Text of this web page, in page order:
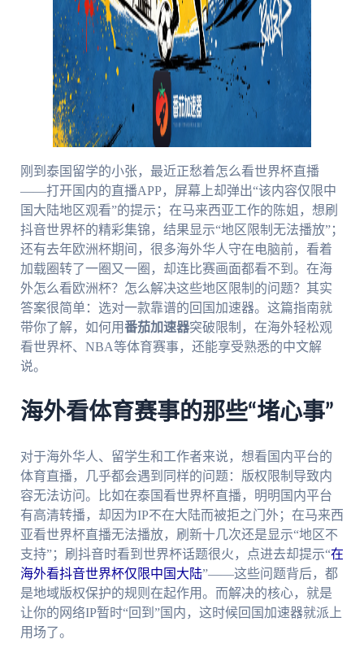
刚到泰国留学的小张，最近正愁着怎么看世界杯直播
——打开国内的直播APP，屏幕上却弹出“该内容仅限中
国大陆地区观看”的提示；在马来西亚工作的陈姐，想刷
抖音世界杯的精彩集锦，结果显示“地区限制无法播放”；
还有去年欧洲杯期间，很多海外华人守在电脑前，看着
加载圈转了一圈又一圈，却连比赛画面都看不到。在海
外怎么看欧洲杯？怎么解决这些地区限制的问题？其实
答案很简单：选对一款靠谱的回国加速器。这篇指南就
带你了解，如何用番茄加速器突破限制，在海外轻松观
看世界杯、NBA等体育赛事，还能享受熟悉的中文解
说。
海外看体育赛事的那些“堵心事”
对于海外华人、留学生和工作者来说，想看国内平台的
体育直播，几乎都会遇到同样的问题：版权限制导致内
容无法访问。比如在泰国看世界杯直播，明明国内平台
有高清转播，却因为IP不在大陆而被拒之门外；在马来西
亚看世界杯直播无法播放，刷新十几次还是显示“地区不
支持”；刷抖音时看到世界杯话题很火，点进去却提示“在
海外看抖音世界杯仅限中国大陆”——这些问题背后，都
是地域版权保护的规则在起作用。而解决的核心，就是
让你的网络IP暂时“回到”国内，这时候回国加速器就派上
用场了。